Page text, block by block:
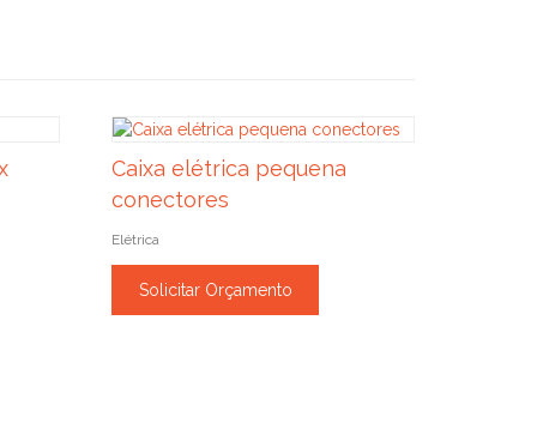
Caixa elétrica pequena
conectores
Elétrica
Solicitar Orçamento